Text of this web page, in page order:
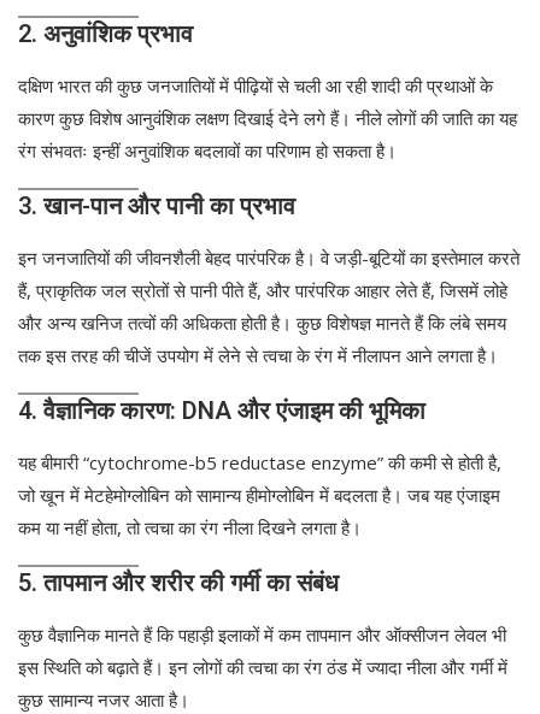
2. अनुवांशिक प्रभाव
दक्षिण भारत की कुछ जनजातियों में पीढ़ियों से चली आ रही शादी की प्रथाओं के
कारण कुछ विशेष आनुवंशिक लक्षण दिखाई देने लगे हैं। नीले लोगों की जाति का यह
रंग संभवतः इन्हीं अनुवांशिक बदलावों का परिणाम हो सकता है।
3. खान-पान और पानी का प्रभाव
इन जनजातियों की जीवनशैली बेहद पारंपरिक है। वे जड़ी-बूटियों का इस्तेमाल करते
हैं, प्राकृतिक जल स्रोतों से पानी पीते हैं, और पारंपरिक आहार लेते हैं, जिसमें लोहे
और अन्य खनिज तत्वों की अधिकता होती है। कुछ विशेषज्ञ मानते हैं कि लंबे समय
तक इस तरह की चीजें उपयोग में लेने से त्वचा के रंग में नीलापन आने लगता है।
4. वैज्ञानिक कारण: DNA और एंजाइम की भूमिका
यह बीमारी “cytochrome-b5 reductase enzyme” की कमी से होती है,
जो खून में मेटहेमोग्लोबिन को सामान्य हीमोग्लोबिन में बदलता है। जब यह एंजाइम
कम या नहीं होता, तो त्वचा का रंग नीला दिखने लगता है।
5. तापमान और शरीर की गर्मी का संबंध
कुछ वैज्ञानिक मानते हैं कि पहाड़ी इलाकों में कम तापमान और ऑक्सीजन लेवल भी
इस स्थिति को बढ़ाते हैं। इन लोगों की त्वचा का रंग ठंड में ज्यादा नीला और गर्मी में
कुछ सामान्य नजर आता है।